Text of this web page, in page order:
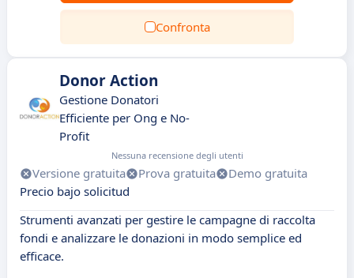
Confronta
Donor Action
Gestione Donatori
Efficiente per Ong e No-
Profit
Nessuna recensione degli utenti
Versione gratuita Prova gratuita
Demo gratuita
Precio bajo solicitud
Strumenti avanzati per gestire le campagne di raccolta
fondi e analizzare le donazioni in modo semplice ed
efficace.